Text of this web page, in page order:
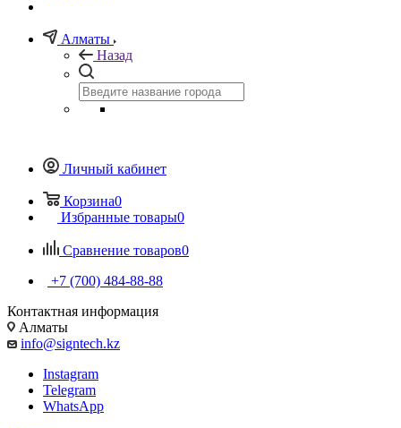
Алматы
Назад
Личный кабинет
Корзина0
Избранные товары0
Сравнение товаров0
+7 (700) 484-88-88
Контактная информация
Алматы
info@signtech.kz
Instagram
Telegram
WhatsApp